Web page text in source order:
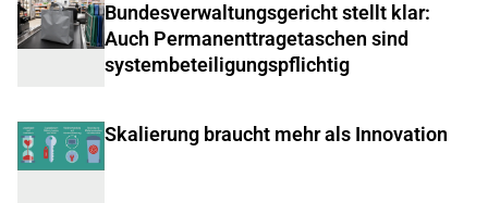
Bundesverwaltungsgericht stellt klar:
Auch Permanenttragetaschen sind
systembeteiligungspflichtig
Skalierung braucht mehr als Innovation